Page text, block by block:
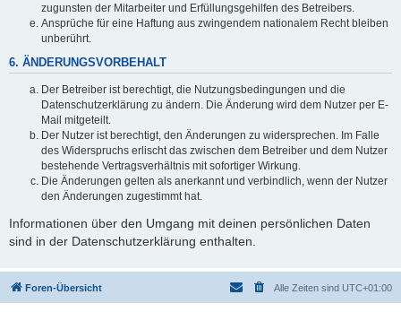
zugunsten der Mitarbeiter und Erfüllungsgehilfen des Betreibers.
Ansprüche für eine Haftung aus zwingendem nationalem Recht bleiben
unberührt.
6. ÄNDERUNGSVORBEHALT
Der Betreiber ist berechtigt, die Nutzungsbedingungen und die
Datenschutzerklärung zu ändern. Die Änderung wird dem Nutzer per E-
Mail mitgeteilt.
Der Nutzer ist berechtigt, den Änderungen zu widersprechen. Im Falle
des Widerspruchs erlischt das zwischen dem Betreiber und dem Nutzer
bestehende Vertragsverhältnis mit sofortiger Wirkung.
Die Änderungen gelten als anerkannt und verbindlich, wenn der Nutzer
den Änderungen zugestimmt hat.
Informationen über den Umgang mit deinen persönlichen Daten
sind in der Datenschutzerklärung enthalten.
Foren-Übersicht Alle Zeiten sind UTC+01:00